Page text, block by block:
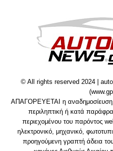
© All rights reserved 2024 |
ΑΠΑΓΟΡΕΥΕΤΑΙ η
περιληπτική ή κατά
περιεχομένου του παρόντος
ηλεκτρονικό, μηχανικό,
προηγούμενη γραπτή άδεια